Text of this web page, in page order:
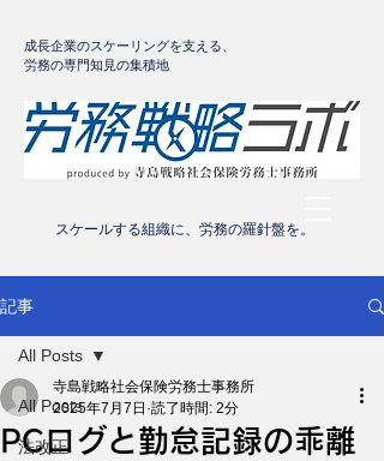
成長企業のスケーリングを支える、
労務の専門知見の集積地
​スケールする組織に、労務の羅針盤を。
記事
All Posts
法改正
All Posts
PCログと勤怠記録の乖離
寺島戦略社会保険労務士事務所
2025年7月7日 読了時間: 2分